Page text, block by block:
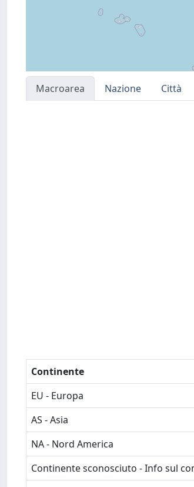
Macroarea Nazione Città
Continente
EU - Europa
AS - Asia
NA - Nord America
Continente sconosciuto - Info sul